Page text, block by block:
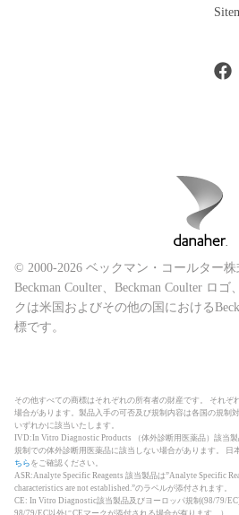
© 2000-2026 ベックマン・コールター株
Beckman Coulter、Beckman Coulter ロ
クは米国およびその他の国における
標です。
その他すべての商標はそれぞれの所有者の財産です。 それぞ
場合があります。製品入手の可否及び規制内容は各国の規制
いずれかに該当いたします。
IVD:In Vitro Diagnostic Products （体外診断用医薬品）該当
規制での体外診断用医薬品に該当しない場合があります。 日
ちら をご確認ください。
ASR:Analyte Specific Reagents 該当製品は”Analyte Specific
characteristics are not established.”のラベルが添付されます。
CE: In Vitro Diagnostic該当製品及びヨーロッパ規制(98/79/
98/79/EC以外にCEマークが添付される場合が有ります。）